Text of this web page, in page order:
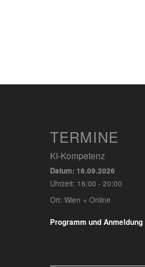
TERMINE
KI-Kompetenz
Datum: 16.09.2026
Uhrzeit: 16:00 - 20:00
Ort: Wien + Online
Programm und Anmeldung